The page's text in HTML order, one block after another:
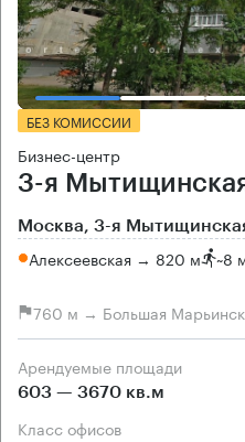
БЕЗ КОМИССИИ
Бизнес-центр
3-я
Москва, 3-я
Алексеевская → 820 м ~8
760 м → Большая
Арендуемые площади
603 — 3670 кв.м
Класс офисов